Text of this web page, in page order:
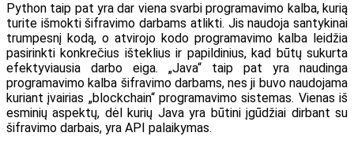
Python taip pat yra dar viena svarbi programavimo kalba, kurią
turite išmokti šifravimo darbams atlikti. Jis naudoja santykinai
trumpesnį kodą, o atvirojo kodo programavimo kalba leidžia
pasirinkti konkrečius išteklius ir papildinius, kad būtų sukurta
efektyviausia darbo eiga. „Java“ taip pat yra naudinga
programavimo kalba šifravimo darbams, nes ji buvo naudojama
kuriant įvairias „blockchain“ programavimo sistemas. Vienas iš
esminių aspektų, dėl kurių Java yra būtini įgūdžiai dirbant su
šifravimo darbais, yra API palaikymas.